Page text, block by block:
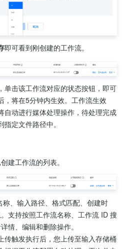
即可看到刚创建的工作流。
单击该工作流对应的状态按钮，即可
，将在5分钟内生效。工作流生效
自动进行媒体处理操作，待处理完成
定文件路径中。
建工作流的列表。
、输入路径、格式匹配、创建时
支持按照工作流名称、工作流 ID 搜
情、编辑和删除操作。
传触发执行后，您上传至输入存储桶